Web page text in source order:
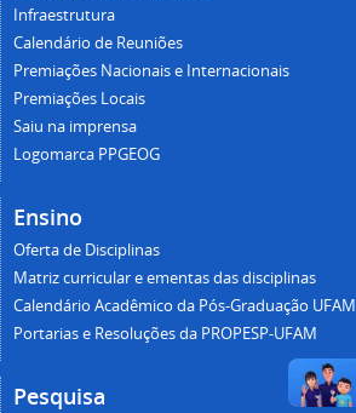
Infraestrutura
Calendário de Reuniões
Premiações Nacionais e Internacionais
Premiações Locais
Saiu na imprensa
Logomarca PPGEOG
Ensino
Oferta de Disciplinas
Matriz curricular e ementas das disciplinas
Calendário Acadêmico da Pós-Graduação UFAM
Portarias e Resoluções da PROPESP-UFAM
Pesquisa